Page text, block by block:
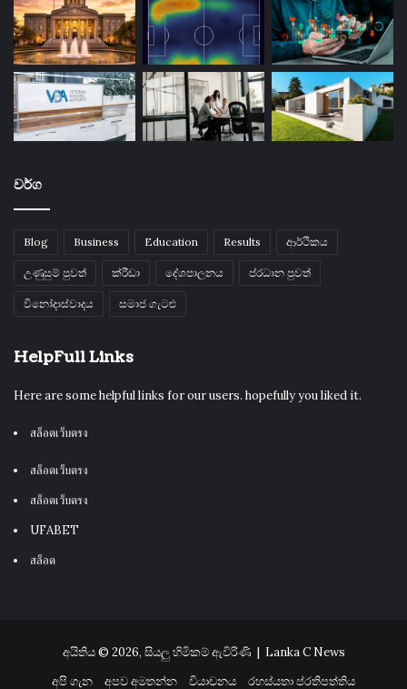
වර්ග
Blog Business Education Results ආර්ථිකය
උණුසුම් පුවත් ක්රීඩා දේශපාලනය ප්රධාන පුවත්
විනෝදාස්වාදය සමාජ ගැටළු
HelpFull Links
Here are some helpful links for our users. hopefully you liked it.
สล็อตเว็บตรง
สล็อตเว็บตรง
สล็อตเว็บตรง
UFABET
สล็อต
අයිතිය © 2026, සියලු හිමිකම් ඇවිරිණි | Lanka C News
අපි ගැන
අපව අමතන්න වියාචනය රහස්යතා ප්රතිපත්තිය